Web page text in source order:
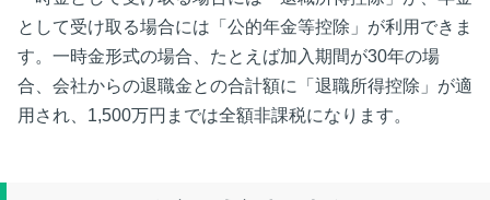
として受け取る場合には「公的年金等控除」が利用できま
す。一時金形式の場合、たとえば加入期間が30年の場
合、会社からの退職金との合計額に「退職所得控除」が適
用され、1,500万円までは全額非課税になります。